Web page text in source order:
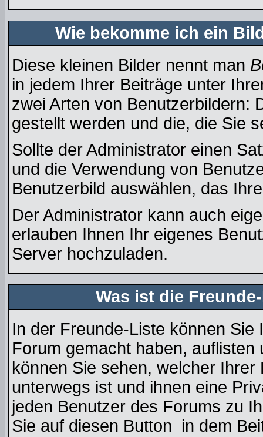
Wie bekomme ich ein
Diese kleinen Bilder nennt man
in jedem Ihrer Beiträge unter
zwei Arten von Benutzerbildern:
gestellt werden und die, die Sie
Sollte der Administrator einen
und die Verwendung von
Benutzerbild auswählen, das
Der Administrator kann auch
erlauben Ihnen Ihr eigenes
Server hochzuladen.
Was ist die
In der Freunde-Liste können
Forum gemacht haben,
können Sie sehen, welcher
unterwegs ist und ihnen eine
jeden Benutzer des Forums zu
Sie auf diesen Button in dem